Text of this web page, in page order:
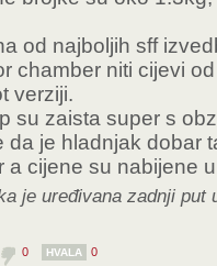
hahhaajaads
dery kaže...
Ma
jel
od najboljih sff
chamber niti cijevi
verziji.
su zaista super s
da je hladnjak dobar
a cijene su nabijene
je uređivana zadnji put
0 HVALA 0